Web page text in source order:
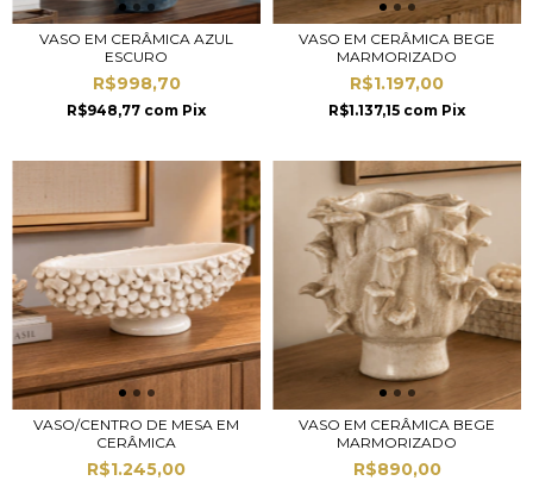
VASO EM CERÂMICA AZUL
ESCURO
R$998,70
R$948,77 com Pix
VASO EM CERÂMICA BEGE
MARMORIZADO
R$1.197,00
R$1.137,15 com Pix
VASO/CENTRO DE MESA EM
CERÂMICA
R$1.245,00
VASO EM CERÂMICA BEGE
MARMORIZADO
R$890,00